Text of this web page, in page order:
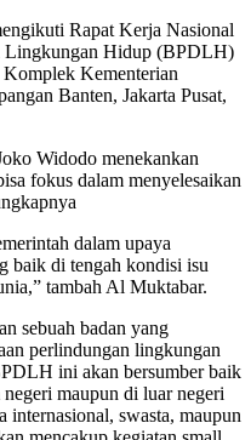
Rapat Kerja Nasional
Lingkungan Hidup (BPDLH)
Kementerian
Banten, Jakarta Pusat,
Widodo menekankan
fokus dalam menyelesaikan
dalam upaya
baik di tengah kondisi isu
tambah Al Muktabar.
sebuah badan yang
perlindungan lingkungan
ini akan bersumber baik
maupun di luar negeri
internasional, swasta, maupun